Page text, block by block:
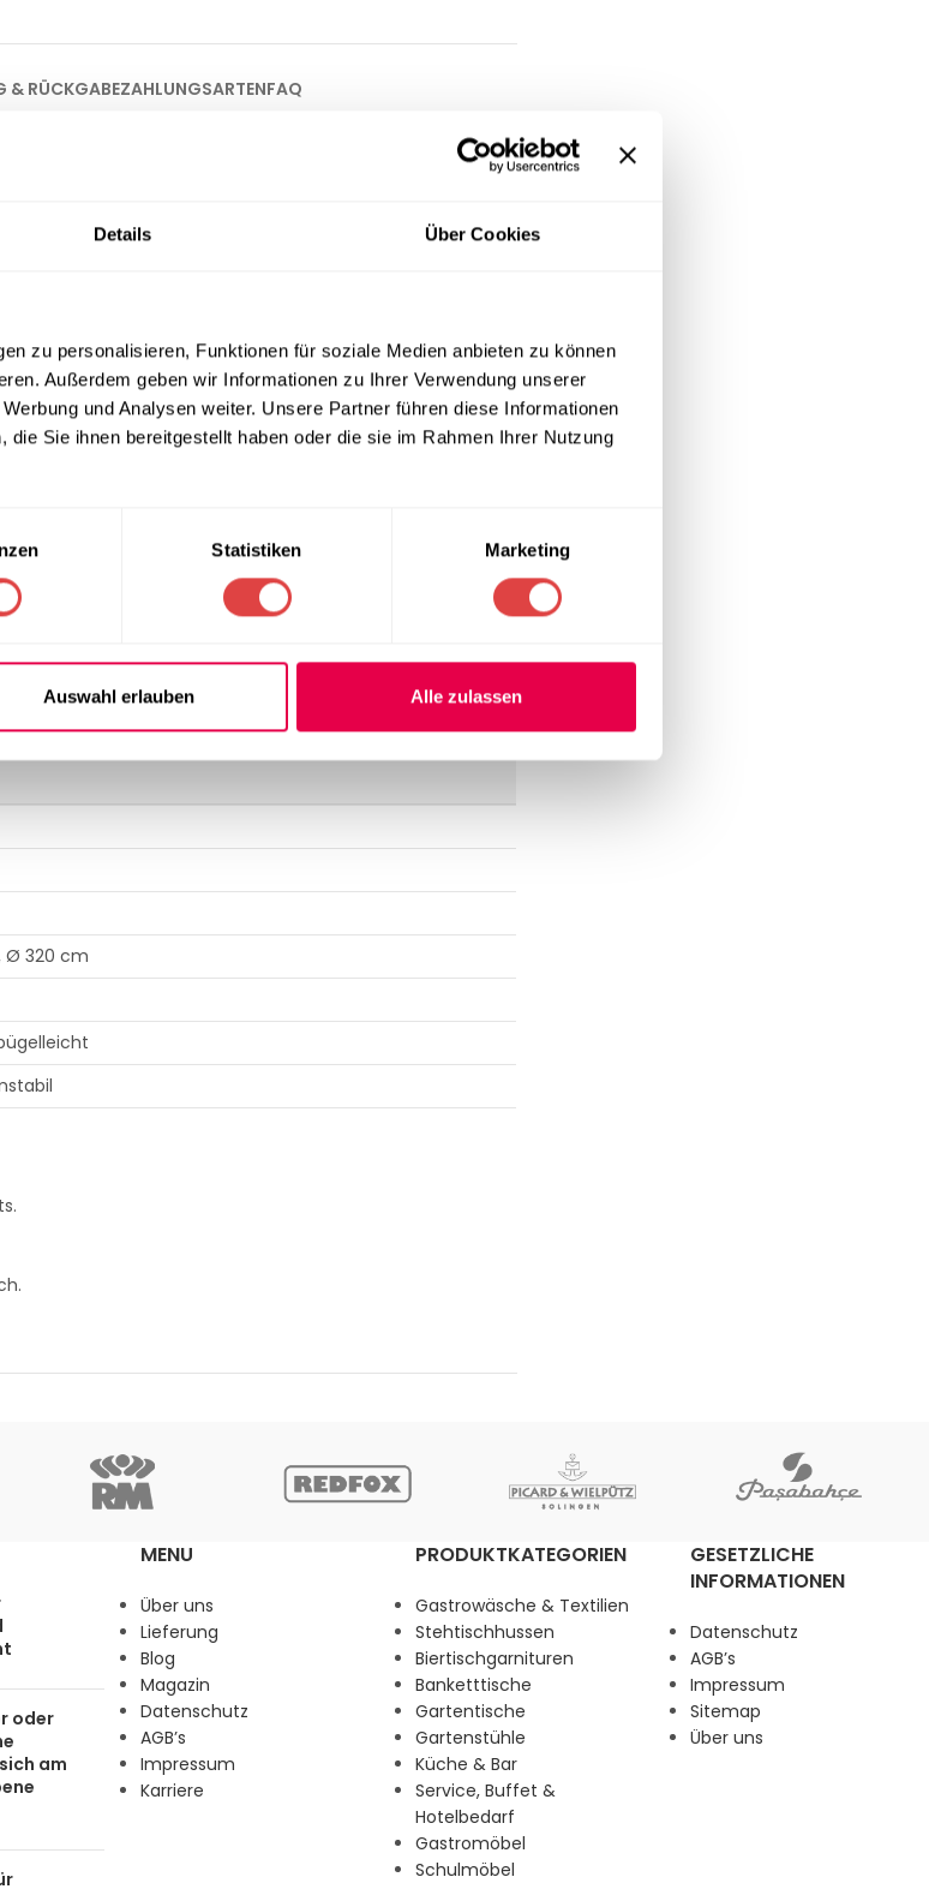
Details Über Cookies
zu personalisieren, Funktionen für soziale Medien anbieten zu können
Außerdem geben wir Informationen zu Ihrer Verwendung unserer
und Analysen weiter. Unsere Partner führen diese Informationen
Sie ihnen bereitgestellt haben oder die sie im Rahmen Ihrer Nutzung
Statistiken Marketing
Auswahl erlauben Alle zulassen
& RÜCKGABEZAHLUNGSARTENFAQ
Events
für eine gelungene Präsentation bei Hochzeiten, Galas
Atmosphäre und lässt sich hervorragend mit
ist sie speziell für die hohen Anforderungen in der
Sie in unserer Kategorie
% hochwertigem Polyester mit einem Flächengewicht von
selbst bei intensiver Nutzung und häufiger Tischrotation.
Waschen schnell wieder einsetzen. Sie ist besonders
Trocknen spart wertvolle Vorbereitungszeit bei
Passende Möbel für Ihren Gastraum finden Sie
Ø 320 cm
oder
am
MENU
Über uns
Lieferung
Blog
Magazin
Datenschutz
AGB’s
Impressum
Karriere
PRODUKTKATEGORIEN
Gastrowäsche & Textilien
Stehtischhussen
Biertischgarnituren
Banketttische
Gartentische
Gartenstühle
Küche & Bar
Service, Buffet &
Hotelbedarf
Gastromöbel
Schulmöbel
GESETZLICHE
INFORMATIONEN
Datenschutz
AGB’s
Impressum
Sitemap
Über uns